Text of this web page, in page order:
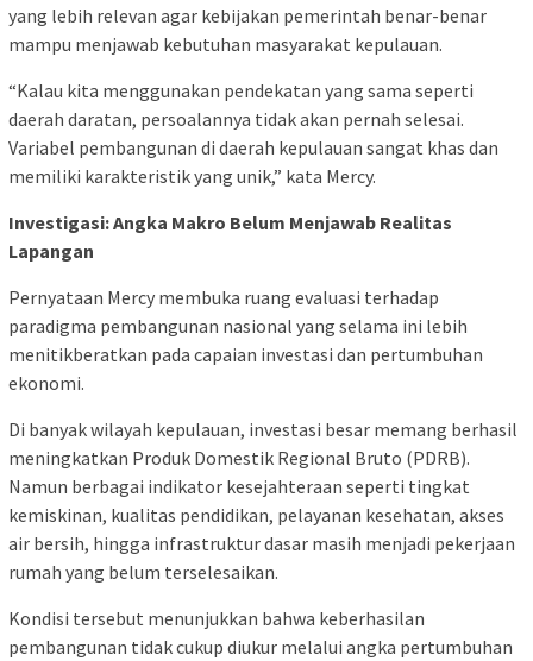
yang lebih relevan agar kebijakan pemerintah benar-benar
mampu menjawab kebutuhan masyarakat kepulauan.
“Kalau kita menggunakan pendekatan yang sama seperti
daerah daratan, persoalannya tidak akan pernah selesai.
Variabel pembangunan di daerah kepulauan sangat khas dan
memiliki karakteristik yang unik,” kata Mercy.
Investigasi: Angka Makro Belum Menjawab Realitas
Lapangan
Pernyataan Mercy membuka ruang evaluasi terhadap
paradigma pembangunan nasional yang selama ini lebih
menitikberatkan pada capaian investasi dan pertumbuhan
ekonomi.
Di banyak wilayah kepulauan, investasi besar memang berhasil
meningkatkan Produk Domestik Regional Bruto (PDRB).
Namun berbagai indikator kesejahteraan seperti tingkat
kemiskinan, kualitas pendidikan, pelayanan kesehatan, akses
air bersih, hingga infrastruktur dasar masih menjadi pekerjaan
rumah yang belum terselesaikan.
Kondisi tersebut menunjukkan bahwa keberhasilan
pembangunan tidak cukup diukur melalui angka pertumbuhan